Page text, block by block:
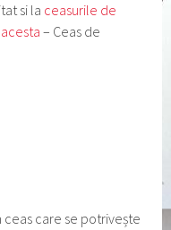
si la ceasurile de
acesta – Ceas de
ceas care se potrivește